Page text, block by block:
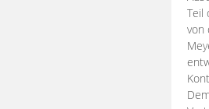
Teil
von